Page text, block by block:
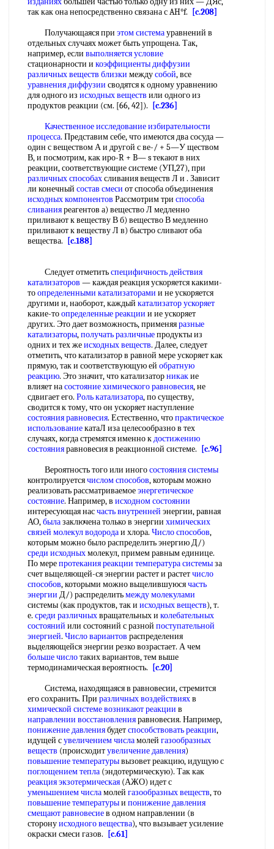
так как она непосредственно связана с AH°f.
[c.208]
Получающаяся при этом системауравнений в
отдельных случаях может быть упрощена. Так,
например, если выполняется условие
стационарности и коэффициенты диффузии
различныхвеществ близки междусобой, все
уравнения диффузии сводятся к одному уравнению
для одного из исходных веществ или одного из
продуктов реакции (см. [66, 42]).
[c.236]
Качественное исследованиеизбирательности
процесса. Представим себе, что имеются два сосуда —
один с веществом А и другой с ве-/ + 5—У ществом
В, и посмотрим, как иро-R + B— s текают в них
реакции, соответствующие системе (УП,27), при
различных способахсливания веществ Л и . Зависит
ли конечный состав смеси от способа объединения
исходных компонентов Рассмотрим три способа
сливанияреагентов а) вещество Л медленно
приливают к веществу В б) вещество В медленно
приливают к веществу Л в) быстро сливают оба
вещества.
[c.188]
Следует отметитьспецифичность действия
катализаторов — каждая реакция ускоряется какими-
тоопределенными катализаторами и не ускоряется
другими и, наоборот, каждый катализатор ускоряет
какие-тоопределенные реакции и ие ускоряет
других. Это дает возможность, применяяразные
катализаторы,получать различныепродукты из
одних и тех жеисходных веществ. Далее, следует
отметить, что катализатор в равной мере ускоряет как
прямую, так и соответствующую ей обратную
реакцию. Это значит, что катализаторникакие
влияет насостояние химического равновесия, не
сдвигает его. Роль катализатора, по существу,
сводится к тому, что он ускоряет наступление
состояния равновесия. Естественно, чтопрактическое
использованиекатаЛ иза целесообразно в тех
случаях, когда стремятся именно кдостижению
состоянияравновесия в реакционной системе.
[c.96]
Вероятность того или иногосостояния системы
контролируетсячислом способов, которым можно
реализовать рассматриваемоеэнергетическое
состояние. Например, в исходном состоянии
интересующая насчасть внутренней энергии, равная
АО,былазаключена только в энергии химических
связей молекул водородаи хлора. Число способов,
которым можно было распределить энергию Д/)
среди исходныхмолекул, примем равным единице.
По мерепротекания реакции температура системыза
счет вьщеляющей-ся энергии растет и растетчисло
способов, которыми можно вьщелившуюсячасть
энергии Д/) распределитьмежду молекулами
системы (как продуктов, так и исходных веществ), т.
е. среди различныхвращательных и колебательных
состояний или состояний с разной поступательной
энергией. Число вариантов распределения
выделяющейся энергии резко возрастает. А чем
больше числотаких вариантов, тем выше
термодинамическая вероятность.
[c.20]
Система, находящаяся в равновесии, стремится
его сохранить. При различных воздействияхв
химической системевозникают реакции в
направлении восстановленияравновесия. Например,
понижение давлениябудетспособствовать реакции,
идущей сувеличением числамолей газообразных
веществ (происходитувеличение давления)
повышение температурывызовет реакцию, идущую с
поглощением тепла (эндотермическую). Так как
реакция экзотермическая (АЖО) идет с
уменьшением числамолей газообразных веществ, то
повышение температурыи понижение давления
смещают равновесиев одном направлении (в
сторонуисходного вещества), что вызывает усиление
окраски смеси газов.
[c.61]